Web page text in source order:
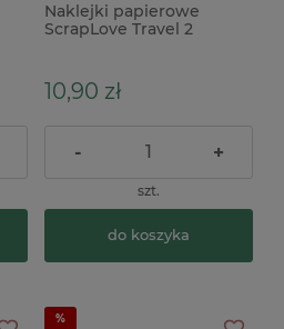
Naklejki papierowe
ScrapLove Travel 2
10,90 zł
- +
szt.
do koszyka